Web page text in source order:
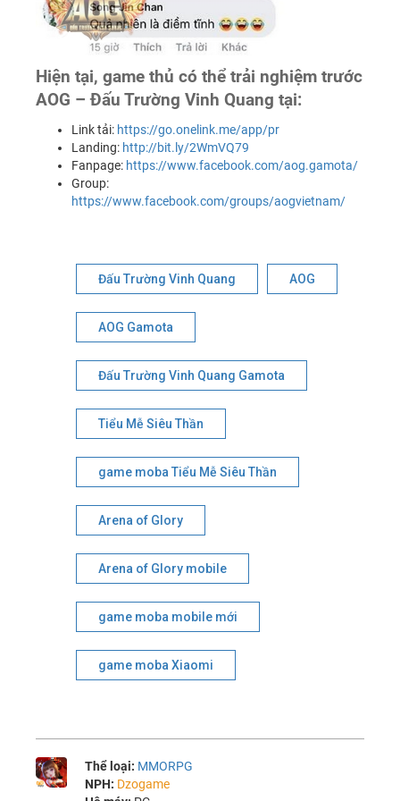
Hiện tại, game thủ có thể trải nghiệm trước
AOG – Đấu Trường Vinh Quang tại:
Link tải: https://go.onelink.me/app/pr
Landing: http://bit.ly/2WmVQ79
Fanpage: https://www.facebook.com/aog.gamota/
Group:
https://www.facebook.com/groups/aogvietnam/
Đấu Trường Vinh Quang AOG
AOG Gamota
Đấu Trường Vinh Quang Gamota
Tiểu Mễ Siêu Thần
game moba Tiểu Mễ Siêu Thần
Arena of Glory
Arena of Glory mobile
game moba mobile mới
game moba Xiaomi
Thể loại: MMORPG
NPH: Dzogame